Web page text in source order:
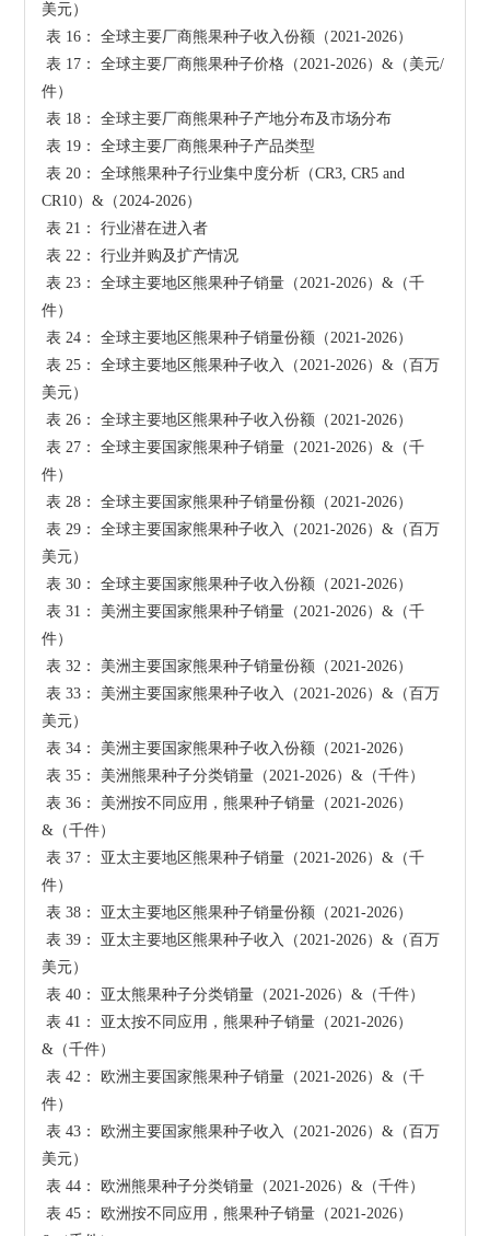
美元）
表 16： 全球主要厂商熊果种子收入份额（2021-2026）
表 17： 全球主要厂商熊果种子价格（2021-2026）&（美元/
件）
表 18： 全球主要厂商熊果种子产地分布及市场分布
表 19： 全球主要厂商熊果种子产品类型
表 20： 全球熊果种子行业集中度分析（CR3, CR5 and
CR10）&（2024-2026）
表 21： 行业潜在进入者
表 22： 行业并购及扩产情况
表 23： 全球主要地区熊果种子销量（2021-2026）&（千
件）
表 24： 全球主要地区熊果种子销量份额（2021-2026）
表 25： 全球主要地区熊果种子收入（2021-2026）&（百万
美元）
表 26： 全球主要地区熊果种子收入份额（2021-2026）
表 27： 全球主要国家熊果种子销量（2021-2026）&（千
件）
表 28： 全球主要国家熊果种子销量份额（2021-2026）
表 29： 全球主要国家熊果种子收入（2021-2026）&（百万
美元）
表 30： 全球主要国家熊果种子收入份额（2021-2026）
表 31： 美洲主要国家熊果种子销量（2021-2026）&（千
件）
表 32： 美洲主要国家熊果种子销量份额（2021-2026）
表 33： 美洲主要国家熊果种子收入（2021-2026）&（百万
美元）
表 34： 美洲主要国家熊果种子收入份额（2021-2026）
表 35： 美洲熊果种子分类销量（2021-2026）&（千件）
表 36： 美洲按不同应用，熊果种子销量（2021-2026）
&（千件）
表 37： 亚太主要地区熊果种子销量（2021-2026）&（千
件）
表 38： 亚太主要地区熊果种子销量份额（2021-2026）
表 39： 亚太主要地区熊果种子收入（2021-2026）&（百万
美元）
表 40： 亚太熊果种子分类销量（2021-2026）&（千件）
表 41： 亚太按不同应用，熊果种子销量（2021-2026）
&（千件）
表 42： 欧洲主要国家熊果种子销量（2021-2026）&（千
件）
表 43： 欧洲主要国家熊果种子收入（2021-2026）&（百万
美元）
表 44： 欧洲熊果种子分类销量（2021-2026）&（千件）
表 45： 欧洲按不同应用，熊果种子销量（2021-2026）